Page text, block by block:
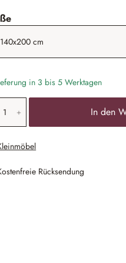
auswählen
in 3 bis 5 Werktagen
Anzahl: Gib
In den
Rücksendung